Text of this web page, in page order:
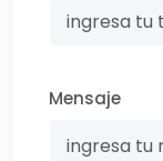
Mensaje